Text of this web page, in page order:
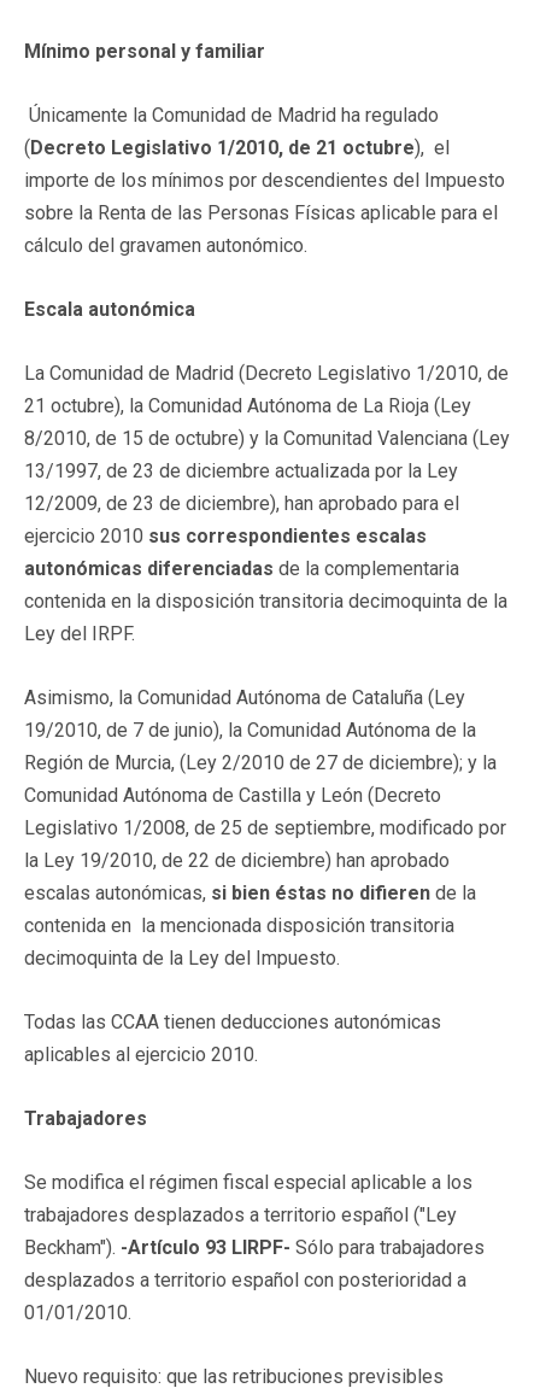
Mínimo personal y familiar
Únicamente la Comunidad de Madrid ha regulado
(Decreto Legislativo 1/2010, de 21 octubre), el
importe de los mínimos por descendientes del Impuesto
sobre la Renta de las Personas Físicas aplicable para el
cálculo del gravamen autonómico.
Escala autonómica
La Comunidad de Madrid (Decreto Legislativo 1/2010, de
21 octubre), la Comunidad Autónoma de La Rioja (Ley
8/2010, de 15 de octubre) y la Comunitad Valenciana (Ley
13/1997, de 23 de diciembre actualizada por la Ley
12/2009, de 23 de diciembre), han aprobado para el
ejercicio 2010 sus correspondientes escalas
autonómicas diferenciadas de la complementaria
contenida en la disposición transitoria decimoquinta de la
Ley del IRPF.
Asimismo, la Comunidad Autónoma de Cataluña (Ley
19/2010, de 7 de junio), la Comunidad Autónoma de la
Región de Murcia, (Ley 2/2010 de 27 de diciembre); y la
Comunidad Autónoma de Castilla y León (Decreto
Legislativo 1/2008, de 25 de septiembre, modificado por
la Ley 19/2010, de 22 de diciembre) han aprobado
escalas autonómicas, si bien éstas no difieren de la
contenida en la mencionada disposición transitoria
decimoquinta de la Ley del Impuesto.
Todas las CCAA tienen deducciones autonómicas
aplicables al ejercicio 2010.
Trabajadores
Se modifica el régimen fiscal especial aplicable a los
trabajadores desplazados a territorio español ("Ley
Beckham"). -Artículo 93 LIRPF- Sólo para trabajadores
desplazados a territorio español con posterioridad a
01/01/2010.
Nuevo requisito: que las retribuciones previsibles